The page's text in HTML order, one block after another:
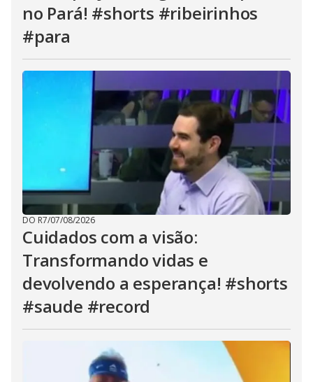
no Pará! #shorts #ribeirinhos
#para
DO R7/07/08/2026
Cuidados com a visão:
Transformando vidas e
devolvendo a esperança! #shorts
#saude #record